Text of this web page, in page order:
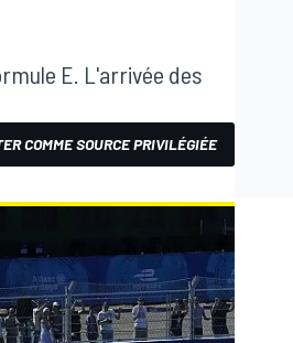
E. L'arrivée des
COMME SOURCE PRIVILÉGIÉE